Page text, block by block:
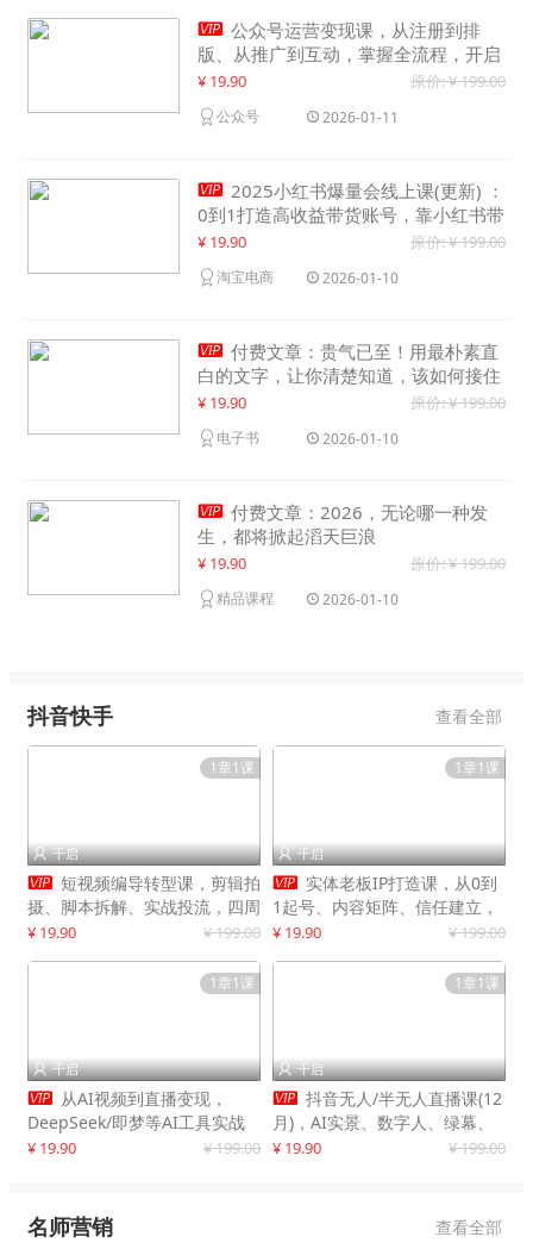
 公众号运营变现课，从注册到排
版、从推广到互动，掌握全流程，开启
个人品牌月入30000+
¥ 19.90 原价: ¥ 199.00
公众号 2026-01-11
 2025小红书爆量会线上课(更新) ：
0到1打造高收益带货账号，靠小红书带
货年入100w？机会来了！
¥ 19.90 原价: ¥ 199.00
淘宝电商 2026-01-10
 付费文章：贵气已至！用最朴素直
白的文字，让你清楚知道，该如何接住
这一次时代的泼天富贵
¥ 19.90 原价: ¥ 199.00
电子书 2026-01-10
 付费文章：2026，无论哪一种发
生，都将掀起滔天巨浪
¥ 19.90 原价: ¥ 199.00
精品课程 2026-01-10
抖音快手 查看全部
1章1课
 千启
 短视频编导转型课，剪辑拍
摄、脚本拆解、实战投流，四周
系统教学，快速入行月入2w+
¥ 19.90 ¥ 199.00
1章1课
 千启
 实体老板IP打造课，从0到
1起号、内容矩阵、信任建立，
打造门店IP，稳定获客增收
¥ 19.90 ¥ 199.00
1章1课
 千启
 从AI视频到直播变现，
DeepSeek/即梦等AI工具实战
教学，生产爆款视频，打造高流
¥ 19.90 ¥ 199.00
1章1课
 千启
 抖音无人/半无人直播课(12
月)，AI实景、数字人、绿幕、
多种玩法、24小时自动盈利
¥ 19.90 ¥ 199.00
名师营销 查看全部